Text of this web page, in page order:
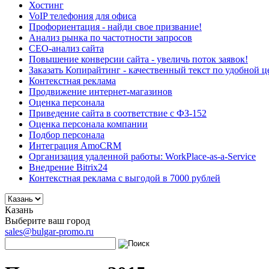
Хостинг
VoIP телефония для офиса
Профориентация - найди свое призвание!
Анализ рынка по частотности запросов
СЕО-анализ сайта
Повышение конверсии сайта - увеличь поток заявок!
Заказать Копирайтинг - качественный текст по удобной
Контекстная реклама
Продвижение интернет-магазинов
Оценка персонала
Приведение сайта в соответствие с ФЗ-152
Оценка персонала компании
Подбор персонала
Интеграция AmoCRM
Организация удаленной работы: WorkPlace-as-a-Service
Внедрение Bitrix24
Контекстная реклама с выгодой в 7000 рублей
Казань
Выберите ваш город
sales@bulgar-promo.ru